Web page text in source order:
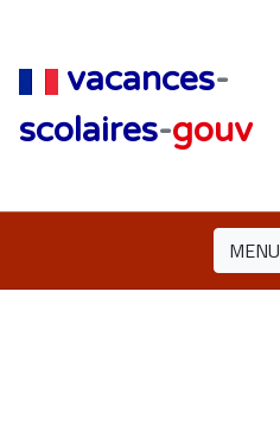
vacances-
scolaires-gouv
MENU